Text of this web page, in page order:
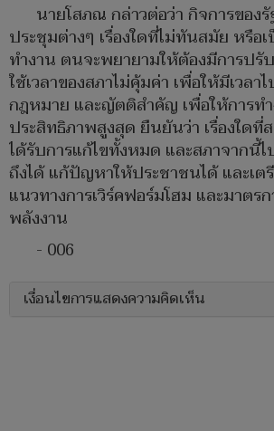
นายโสภณ กล่าวต่อว่า กิจการของ
ประชุมต่างๆ เรื่องใดที่ไม่ทันสมัย หรือ
ทำงาน ตนจะพยายามให้ต้องมีการปรั
ใช้เวลาของสภาไม่คุ้มค่า เพื่อให้มีเวลา
กฎหมาย และญัตติสำคัญ เพื่อให้การท
ประสิทธิภาพสูงสุด ยืนยันว่า เรื่องใดที่
ได้รับการแก้ไขทั้งหมด และสภาจากนี้ไ
ถึงได้ แก้ปัญหาให้ประชาชนได้ และเต
แนวทางการเวิร์คฟอร์มโฮม และมาตร
พลังงาน
- 006
เงื่อนไขการแสดงความคิดเห็น